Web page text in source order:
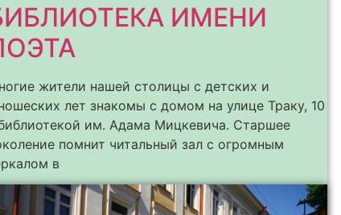
ИМЕНИ
жители нашей столицы с детских и
лет знакомы с домом на улице Траку, 10
им. Адама Мицкевича. Старшее
помнит читальный зал с огромным
в